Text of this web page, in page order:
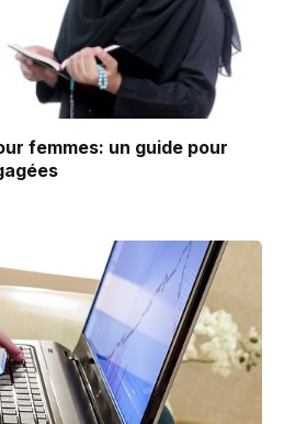
femmes: un guide pour